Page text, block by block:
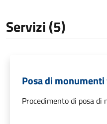
Servizi (5)
Posa di
Procedimento di posa